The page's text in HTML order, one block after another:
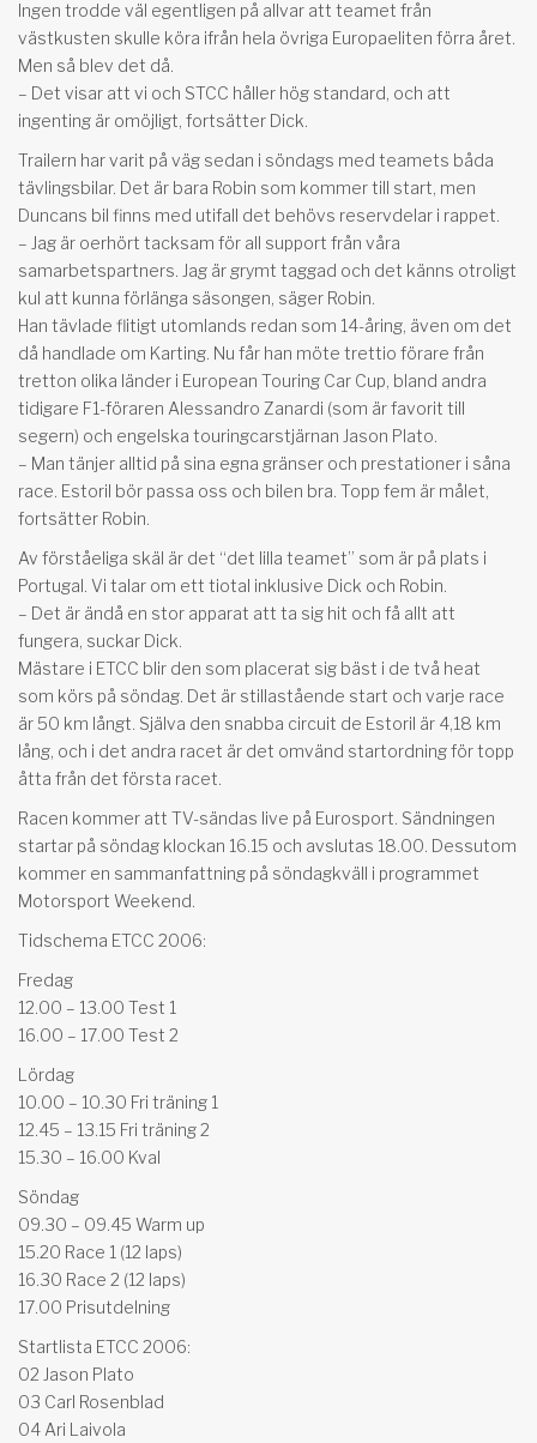
Ingen trodde väl egentligen på allvar att teamet från
västkusten skulle köra ifrån hela övriga Europaeliten förra året.
Men så blev det då.
– Det visar att vi och STCC håller hög standard, och att
ingenting är omöjligt, fortsätter Dick.
Trailern har varit på väg sedan i söndags med teamets båda
tävlingsbilar. Det är bara Robin som kommer till start, men
Duncans bil finns med utifall det behövs reservdelar i rappet.
– Jag är oerhört tacksam för all support från våra
samarbetspartners. Jag är grymt taggad och det känns otroligt
kul att kunna förlänga säsongen, säger Robin.
Han tävlade flitigt utomlands redan som 14-åring, även om det
då handlade om Karting. Nu får han möte trettio förare från
tretton olika länder i European Touring Car Cup, bland andra
tidigare F1-föraren Alessandro Zanardi (som är favorit till
segern) och engelska touringcarstjärnan Jason Plato.
– Man tänjer alltid på sina egna gränser och prestationer i såna
race. Estoril bör passa oss och bilen bra. Topp fem är målet,
fortsätter Robin.
Av förståeliga skäl är det “det lilla teamet” som är på plats i
Portugal. Vi talar om ett tiotal inklusive Dick och Robin.
– Det är ändå en stor apparat att ta sig hit och få allt att
fungera, suckar Dick.
Mästare i ETCC blir den som placerat sig bäst i de två heat
som körs på söndag. Det är stillastående start och varje race
är 50 km långt. Själva den snabba circuit de Estoril är 4,18 km
lång, och i det andra racet är det omvänd startordning för topp
åtta från det första racet.
Racen kommer att TV-sändas live på Eurosport. Sändningen
startar på söndag klockan 16.15 och avslutas 18.00. Dessutom
kommer en sammanfattning på söndagkväll i programmet
Motorsport Weekend.
Tidschema ETCC 2006:
Fredag
12.00 – 13.00 Test 1
16.00 – 17.00 Test 2
Lördag
10.00 – 10.30 Fri träning 1
12.45 – 13.15 Fri träning 2
15.30 – 16.00 Kval
Söndag
09.30 – 09.45 Warm up
15.20 Race 1 (12 laps)
16.30 Race 2 (12 laps)
17.00 Prisutdelning
Startlista ETCC 2006:
02 Jason Plato
03 Carl Rosenblad
04 Ari Laivola